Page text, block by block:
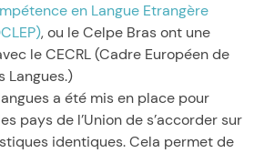
en Langue Etrangère
, ou le Celpe Bras ont une
le CECRL (Cadre Européen de
Langues.)
a été mis en place pour
pays de l’Union de s’accorder sur
identiques. Cela permet de